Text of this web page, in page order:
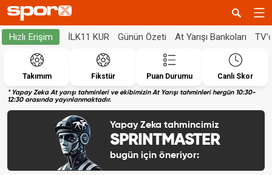
Hızlı Erişim İLK11 KUR Günün Özeti At Yarışı Bankoları
Takımım Fikstür Puan Durumu Canlı Skor
* Yapay Zeka At yarışı tahminleri ve ekibimizin At Yarışı tahminleri hergün 10:30-
12:30 arasında yayınlanmaktadır.
Yapay Zeka tahmincimiz
SPRINTMASTER
bugün için öneriyor: